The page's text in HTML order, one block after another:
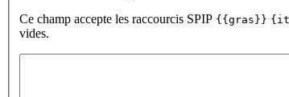
Ce champ accepte les raccourcis SPIP {{gras}}
vides.